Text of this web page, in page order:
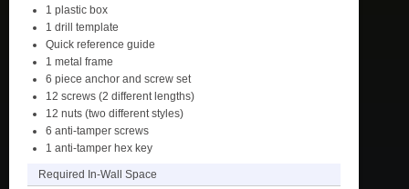
1 plastic box
1 drill template
Quick reference guide
1 metal frame
6 piece anchor and screw set
12 screws (2 different lengths)
12 nuts (two different styles)
6 anti-tamper screws
1 anti-tamper hex key
Required In-Wall Space